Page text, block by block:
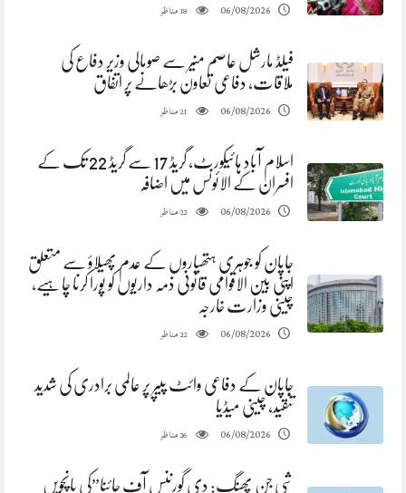
06/08/2026
18مناظر
فیلڈ مارشل عاصم منیر سے صومالی وزیر دفاع کی
ملاقات، دفاعی تعاون بڑھانے پر اتفاق
06/08/2026
21مناظر
اسلام آباد ہائیکورٹ، گریڈ 17 سے گریڈ 22 تک کے
افسران کے الائونس میں اضافہ
06/08/2026
22مناظر
جاپان کو جوہری ہتھیاروں کے عدم پھیلاؤ سے متعلق
اپنی بین الاقوامی قانونی ذمہ داریوں کو پورا کرنا چاہیے،
چینی وزارت خارجہ
06/08/2026
22مناظر
جاپان کے دفاعی وائٹ پیپر پر عالمی برادری کی شدید
تنقید، چینی میڈیا
06/08/2026
26مناظر
شی جن پھنگ: دی گورننس آف چائنا”کی پانچویں